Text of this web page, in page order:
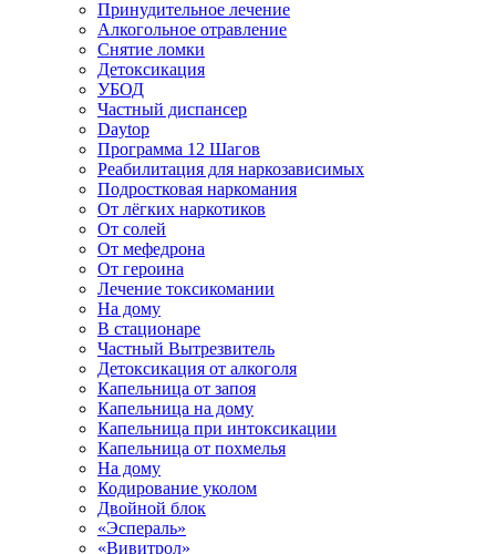
Принудительное лечение
Алкогольное отравление
Снятие ломки
Детоксикация
УБОД
Частный диспансер
Daytop
Программа 12 Шагов
Реабилитация для наркозависимых
Подростковая наркомания
От лёгких наркотиков
От солей
От мефедрона
От героина
Лечение токсикомании
На дому
В стационаре
Частный Вытрезвитель
Детоксикация от алкоголя
Капельница от запоя
Капельница на дому
Капельница при интоксикации
Капельница от похмелья
На дому
Кодирование уколом
Двойной блок
«Эспераль»
«Вивитрол»